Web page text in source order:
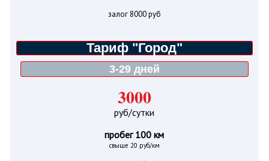
залог 8000 руб
Тариф "Город"
3-29 дней
3000
руб/сутки
пробег 100 км
свыше 20 руб/км